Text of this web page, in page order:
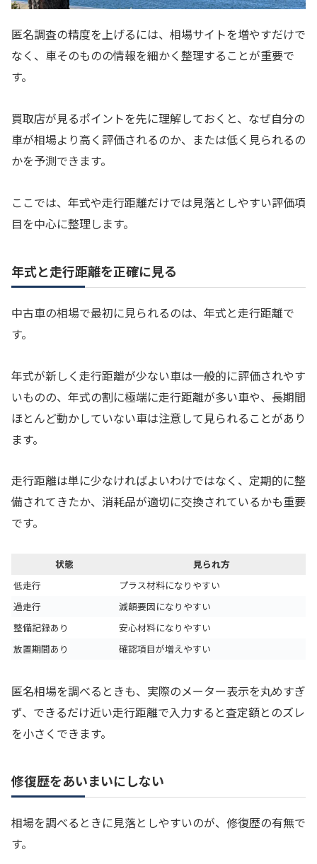
匿名調査の精度を上げるには、相場サイトを増やすだけで
なく、車そのものの情報を細かく整理することが重要で
す。
買取店が見るポイントを先に理解しておくと、なぜ自分の
車が相場より高く評価されるのか、または低く見られるの
かを予測できます。
ここでは、年式や走行距離だけでは見落としやすい評価項
目を中心に整理します。
年式と走行距離を正確に見る
中古車の相場で最初に見られるのは、年式と走行距離で
す。
年式が新しく走行距離が少ない車は一般的に評価されやす
いものの、年式の割に極端に走行距離が多い車や、長期間
ほとんど動かしていない車は注意して見られることがあり
ます。
走行距離は単に少なければよいわけではなく、定期的に整
備されてきたか、消耗品が適切に交換されているかも重要
です。
状態
見られ方
低走行
プラス材料になりやすい
過走行
減額要因になりやすい
整備記録あり
安心材料になりやすい
放置期間あり
確認項目が増えやすい
匿名相場を調べるときも、実際のメーター表示を丸めすぎ
ず、できるだけ近い走行距離で入力すると査定額とのズレ
を小さくできます。
修復歴をあいまいにしない
相場を調べるときに見落としやすいのが、修復歴の有無で
す。